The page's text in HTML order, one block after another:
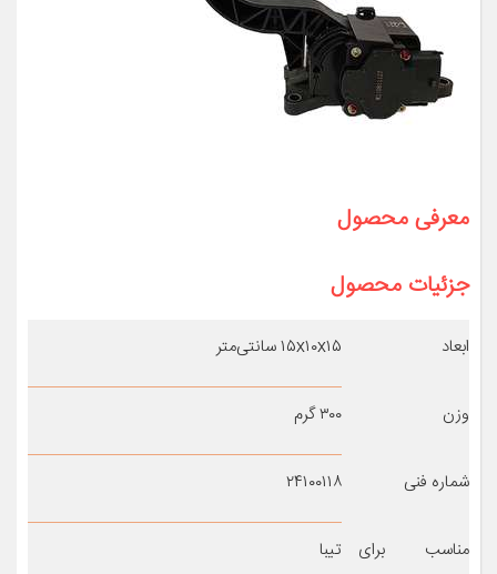
معرفی محصول
جزئیات محصول
ابعاد ۱۵x۱۰x۱۵ سانتی‌متر
وزن ۳۰۰ گرم
شماره فنی ۲۴۱۰۰۱۱۸
مناسب برای
تیبا